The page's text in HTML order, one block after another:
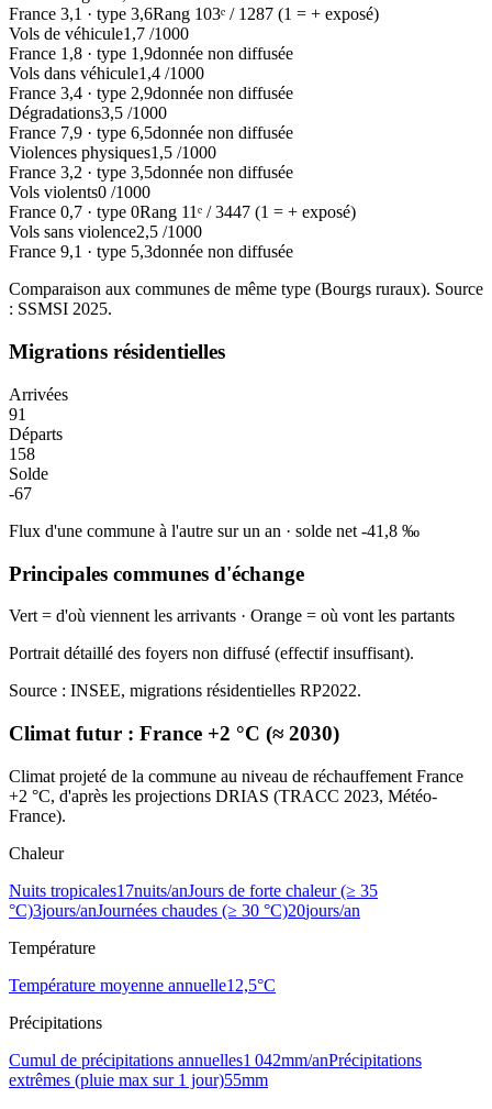
France 3,1 · type 3,6Rang 103ᵉ / 1287 (1 = + exposé)
Vols de véhicule1,7 /1000
France 1,8 · type 1,9donnée non diffusée
Vols dans véhicule1,4 /1000
France 3,4 · type 2,9donnée non diffusée
Dégradations3,5 /1000
France 7,9 · type 6,5donnée non diffusée
Violences physiques1,5 /1000
France 3,2 · type 3,5donnée non diffusée
Vols violents0 /1000
France 0,7 · type 0Rang 11ᵉ /3447 (1 = + exposé)
Vols sans violence2,5 /1000
France 9,1 · type 5,3donnée non diffusée
Comparaison aux communes de même type (Bourgs ruraux). Source
: SSMSI 2025.
Migrations résidentielles
Arrivées
91
Départs
158
Solde
-67
Flux d'une commune à l'autre sur un an · solde net -41,8 ‰
Principales communes d'échange
Vert = d'où viennent les arrivants · Orange = où vont les partants
Portrait détaillé des foyers non diffusé (effectif insuffisant).
Source : INSEE, migrations résidentielles RP2022.
Climat futur : France +2 °C (≈ 2030)
Climat projeté de la commune au niveau de réchauffement France
+2 °C, d'après les projections DRIAS (TRACC 2023, Météo-
France).
Chaleur
Nuits tropicales17nuits/anJours de forte chaleur (≥ 35
°C)3jours/anJournées chaudes (≥ 30 °C)20jours/an
Température
Température moyenne annuelle12,5°C
Précipitations
Cumul de précipitations annuelles1 042mm/anPrécipitations
extrêmes (pluie max sur 1 jour)55mm